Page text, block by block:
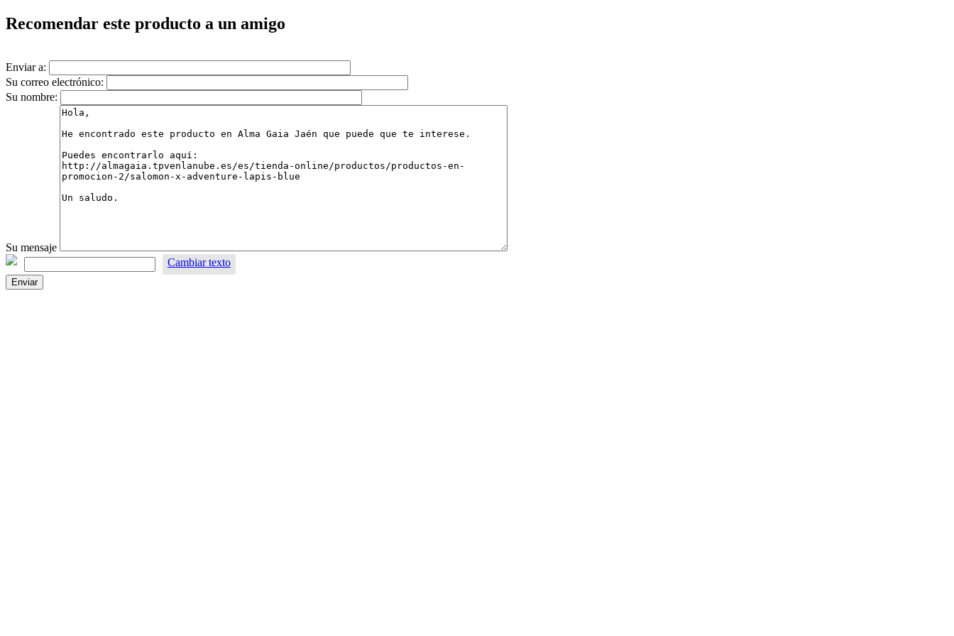
Recomendar este producto a un amigo
Enviar a:
Su correo electrónico:
Su nombre:
Su mensaje
Cambiar texto